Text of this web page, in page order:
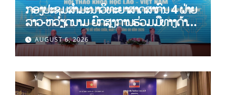
ກອງປະຊຸມສໍາມະນາວິທະຍາສາດສາກົນ 4 ຝ່າຍ
ລາວ-ຫວຽດນາມ ຍົກສູງການຮ່ວມມືທາງດ້ານ
ທິດສະດີ ແລະ ພຶດຕິກໍາ ລາວ-ຫວຽດນາມ ແນໃສ່
ສ້າງເສດຖະກິດເອກະລາດເປັນເຈົ້າຕົນເອງຢ່າງ
ເຂັ້ມແຂງ
AUGUST 6, 2026